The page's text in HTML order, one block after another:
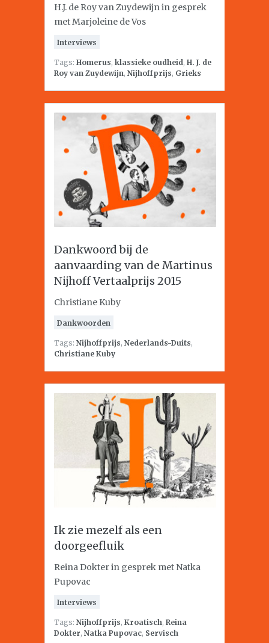
H.J. de Roy van Zuydewijn in gesprek
met Marjoleine de Vos
Interviews
Tags: Homerus, klassieke oudheid, H. J. de
Roy van Zuydewijn, Nijhoffprijs, Grieks
Dankwoord bij de
aanvaarding van de Martinus
Nijhoff Vertaalprijs 2015
Christiane Kuby
Dankwoorden
Tags: Nijhoffprijs, Nederlands-Duits,
Christiane Kuby
Ik zie mezelf als een
doorgeefluik
Reina Dokter in gesprek met Natka
Pupovac
Interviews
Tags: Nijhoffprijs, Kroatisch, Reina
Dokter, Natka Pupovac, Servisch